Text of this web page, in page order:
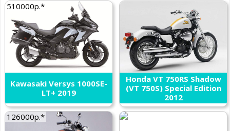
510000р.*
Kawasaki Versys 1000SE-
LT+ 2019
Honda VT 750RS Shadow
(VT 750S) Special Edition
2012
126000р.*